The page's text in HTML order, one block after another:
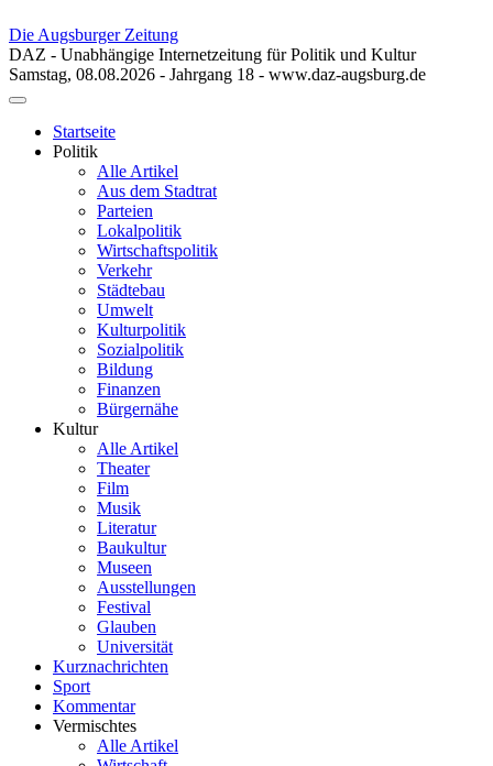
Die Augsburger Zeitung
DAZ - Unabhängige Internetzeitung für Politik und Kultur
Samstag, 08.08.2026 - Jahrgang 18 - www.daz-augsburg.de
Toggle
navigationStartseite
Politik
Alle Artikel
Aus dem Stadtrat
Parteien
Lokalpolitik
Wirtschaftspolitik
Verkehr
Städtebau
Umwelt
Kulturpolitik
Sozialpolitik
Bildung
Finanzen
Bürgernähe
Kultur
Alle Artikel
Theater
Film
Musik
Literatur
Baukultur
Museen
Ausstellungen
Festival
Glauben
Universität
Kurznachrichten
Sport
Kommentar
Vermischtes
Alle Artikel